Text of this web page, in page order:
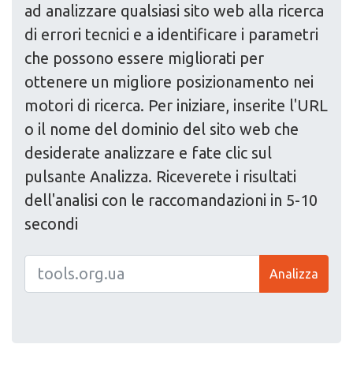
ad analizzare qualsiasi sito web alla ricerca
di errori tecnici e a identificare i parametri
che possono essere migliorati per
ottenere un migliore posizionamento nei
motori di ricerca. Per iniziare, inserite l'URL
o il nome del dominio del sito web che
desiderate analizzare e fate clic sul
pulsante Analizza. Riceverete i risultati
dell'analisi con le raccomandazioni in 5-10
secondi
Analizza